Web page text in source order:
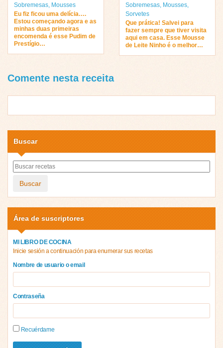
Sobremesas, Mousses
Eu fiz ficou uma delícia….
Estou começando agora e as
minhas duas primeiras
encomenda é esse Pudim de
Prestígio…
Sobremesas, Mousses,
Sorvetes
Que prática! Salvei para
fazer sempre que tiver visita
aqui em casa. Esse Mousse
de Leite Ninho é o melhor…
Comente nesta receita
Buscar
Buscar
Área de suscriptores
MI LIBRO DE COCINA
Inicie sesión a continuación para enumerar sus recetas
Nombre de usuario o email
Contraseña
Recuérdame